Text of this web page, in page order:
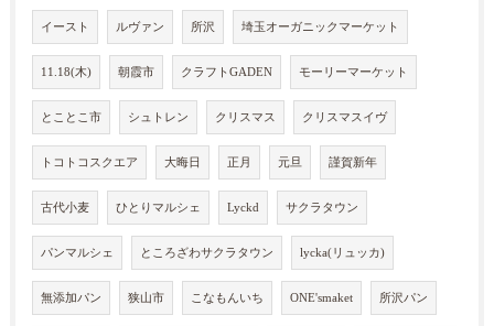
イースト ルヴァン 所沢 埼玉オーガニックマーケット
11.18(木) 朝霞市 クラフトGADEN モーリーマーケット
とことこ市 シュトレン クリスマス クリスマスイヴ
トコトコスクエア 大晦日 正月 元旦 謹賀新年
古代小麦 ひとりマルシェ Lyckd サクラタウン
パンマルシェ ところざわサクラタウン lycka(リュッカ)
無添加パン 狭山市 こなもんいち ONE'smaket 所沢パン